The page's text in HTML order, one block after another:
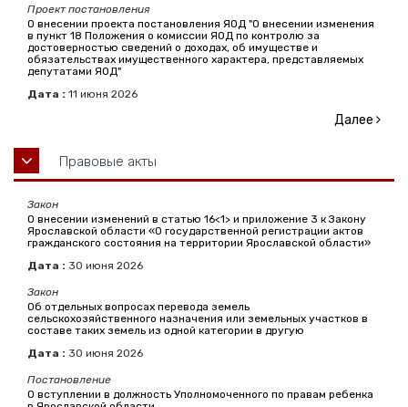
Проект постановления
О внесении проекта постановления ЯОД "О внесении изменения
в пункт 18 Положения о комиссии ЯОД по контролю за
достоверностью сведений о доходах, об имуществе и
обязательствах имущественного характера, представляемых
депутатами ЯОД"
Дата : 11 июня 2026
Далее
Правовые акты
Закон
О внесении изменений в статью 16<1> и приложение 3 к Закону
Ярославской области «О государственной регистрации актов
гражданского состояния на территории Ярославской области»
Дата : 30 июня 2026
Закон
Об отдельных вопросах перевода земель
сельскохозяйственного назначения или земельных участков в
составе таких земель из одной категории в другую
Дата : 30 июня 2026
Постановление
О вступлении в должность Уполномоченного по правам ребенка